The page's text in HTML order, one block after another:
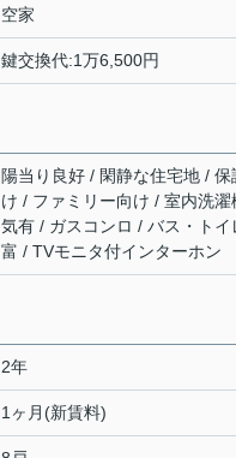
空家
鍵交換代:1万6,500円
陽当り良好 / 閑静な住宅地 /
け / ファミリー向け / 室内洗
気有 / ガスコンロ / バス・ト
富 / TVモニタ付インターホン
2年
1ヶ月(新賃料)